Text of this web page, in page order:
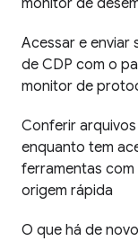
monitor de
Acessar e enviar
de CDP com o
monitor de
Conferir
enquanto tem
ferramentas com
origem rápida
O que há de novo